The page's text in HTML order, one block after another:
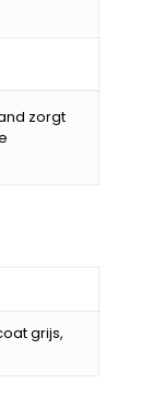
zorgt
grijs,